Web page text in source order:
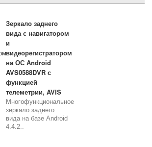
Зеркало заднего
вида с навигатором
и
видеорегистратором
на ОС Android
AVS0588DVR с
функцией
телеметрии, AVIS
Многофункциональное
зеркало заднего
вида на базе Android
4.4.2..